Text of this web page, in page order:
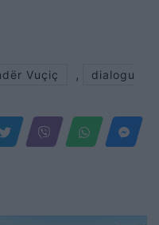
Vuçiç ,
dialogu